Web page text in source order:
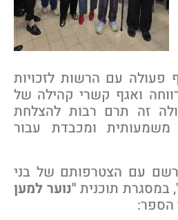
עם הרשות לזכויות
ואגף קשרי קהילה של
זה תרם רבות להצלחת
ומכבדת עבור
עם הצטרפותם של בני
תוכנית"נוער למען